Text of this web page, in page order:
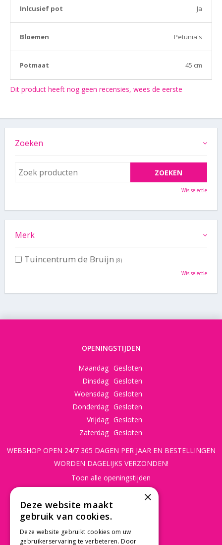
Inlcusief pot Ja
Bloemen Petunia's
Potmaat 45 cm
Dit product heeft nog geen recensies, wees de eerste
Zoeken
Wis selectie
Merk
Tuincentrum de Bruijn (8)
Wis selectie
OPENINGSTIJDEN
Maandag Gesloten
Dinsdag Gesloten
Woensdag Gesloten
Donderdag Gesloten
Vrijdag Gesloten
Zaterdag Gesloten
WEBSHOP OPEN 24/7 365 DAGEN PER JAAR EN BESTELLINGEN
WORDEN DAGELIJKS VERZONDEN!
Toon alle openingstijden
Beusichemseweg 56
3997 MK 't Goy
030 - 60 11 365
×
Deze website maakt
gebruik van cookies.
Deze website gebruikt cookies om uw
gebruikerservaring te verbeteren. Door